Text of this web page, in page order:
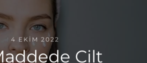
4 EKIM 2022
Cilt